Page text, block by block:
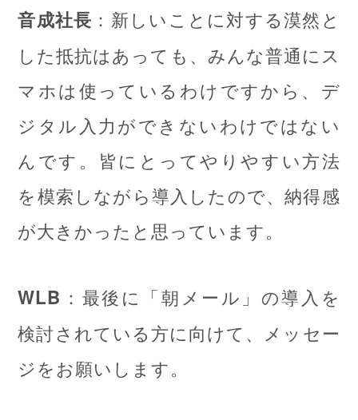
音成社長 ：新しいことに対する漠然と
した抵抗はあっても、みんな普通にス
マホは使っているわけですから、デ
ジタル入力ができないわけではない
んです。皆にとってやりやすい方法
を模索しながら導入したので、納得感
が大きかったと思っています。
WLB ：最後に「朝メール」の導入を
検討されている方に向けて、メッセー
ジをお願いします。